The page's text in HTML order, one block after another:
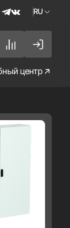
RU
RU
EN
центр